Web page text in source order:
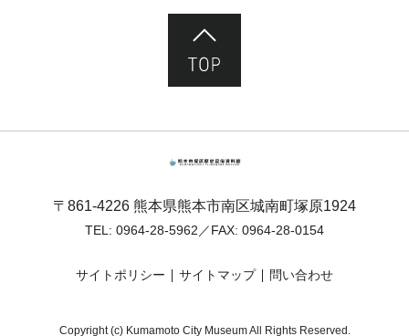
〒861-4226 熊本県熊本市南区城南町塚原1924
TEL: 0964-28-5962 ／FAX: 0964-28-0154
サイトポリシー サイトマップ 問い合わせ
Copyright (c) Kumamoto City Museum All Rights Reserved.